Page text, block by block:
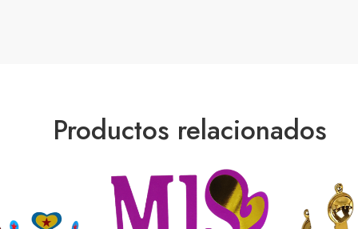
Productos relacionados